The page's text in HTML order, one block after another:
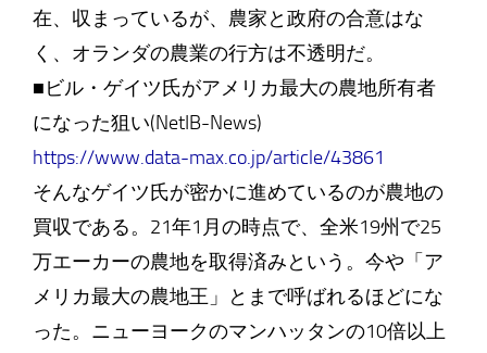
在、収まっているが、農家と政府の合意はな
く、オランダの農業の行方は不透明だ。
■ビル・ゲイツ氏がアメリカ最大の農地所有者
になった狙い(NetIB-News)
https://www.data-max.co.jp/article/43861
そんなゲイツ氏が密かに進めているのが農地の
買収である。21年1月の時点で、全米19州で25
万エーカーの農地を取得済みという。今や「ア
メリカ最大の農地王」とまで呼ばれるほどにな
った。ニューヨークのマンハッタンの10倍以上